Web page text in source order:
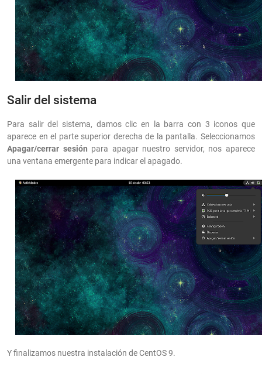
Salir del sistema
Para salir del sistema, damos clic en la barra con 3 iconos que
aparece en el parte superior derecha de la pantalla. Seleccionamos
Apagar/cerrar sesión para apagar nuestro servidor, nos aparece
una ventana emergente para indicar el apagado.
Y finalizamos nuestra instalación de CentOS 9.